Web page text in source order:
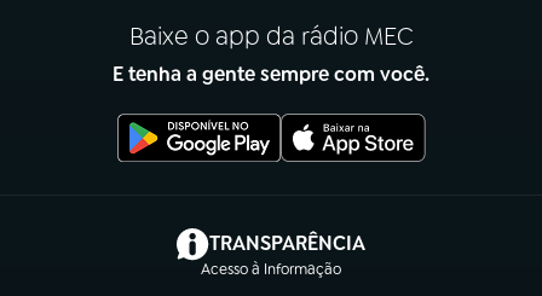
Baixe o app da rádio MEC
E tenha a gente sempre com você.
TRANSPARÊNCIA
Acesso à Informação
(abre em nova aba)